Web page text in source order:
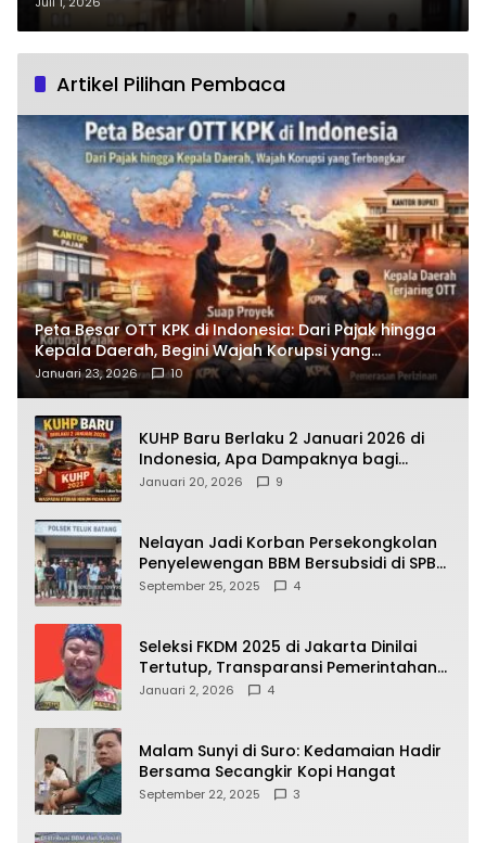
Target Baru untuk ASN Musi
Artikel Pilihan Pembaca
Peta Besar OTT KPK di Indonesia: Dari Pajak hingga
Kepala Daerah, Begini Wajah Korupsi yang
Terbongkar
Januari 23, 2026 10
KUHP Baru Berlaku 2 Januari 2026 di
Indonesia, Apa Dampaknya bagi
Kehidupan Warga? Ini Aturan Kunci
Januari 20, 2026 9
Nelayan Jadi Korban Persekongkolan
Penyelewengan BBM Bersubsidi di SPBU
64.78809 Teluk Batang
September 25, 2025 4
Seleksi FKDM 2025 di Jakarta Dinilai
Tertutup, Transparansi Pemerintahan
Pramono–Rano Dipertanyakan
Januari 2, 2026 4
Malam Sunyi di Suro: Kedamaian Hadir
Bersama Secangkir Kopi Hangat
September 22, 2025 3